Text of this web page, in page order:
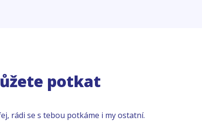
potkat
rádi se s tebou potkáme i my ostatní.